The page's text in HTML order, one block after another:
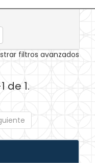
filtros avanzados
de 1.